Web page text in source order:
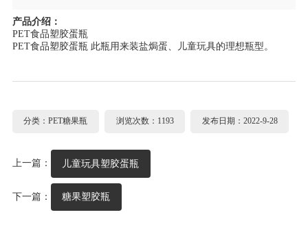
产品介绍：
PET食品塑胶蛋瓶
PET食品塑胶蛋瓶 此瓶用来装盐焗蛋、儿童玩具的理想瓶型。
分类：PET糖果瓶 浏览次数：1193 发布日期：2022-9-28
上一篇： 儿童玩具塑胶蛋瓶
下一篇： 糖果塑胶瓶